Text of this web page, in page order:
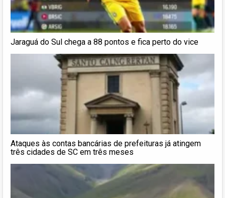
Jaraguá do Sul chega a 88 pontos e fica perto do vice
Ataques às contas bancárias de prefeituras já atingem
três cidades de SC em três meses